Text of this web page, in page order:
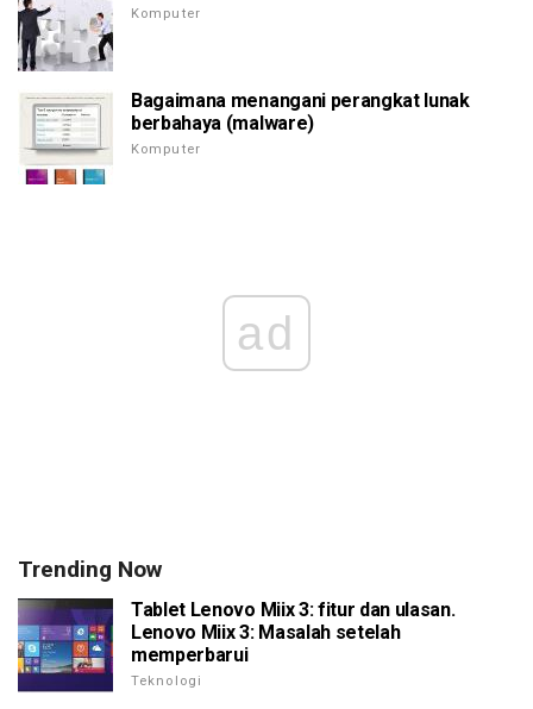
Komputer
Bagaimana menangani perangkat lunak
berbahaya (malware)
Komputer
ad
Trending Now
Tablet Lenovo Miix 3: fitur dan ulasan.
Lenovo Miix 3: Masalah setelah
memperbarui
Teknologi